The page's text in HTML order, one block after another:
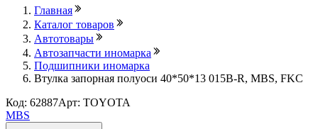
Главная
Каталог товаров
Автотовары
Автозапчасти иномарка
Подшипники иномарка
Втулка запорная полуоси 40*50*13 015B-R, MBS, FKC
Код: 62887Арт: TOYOTA
MBS